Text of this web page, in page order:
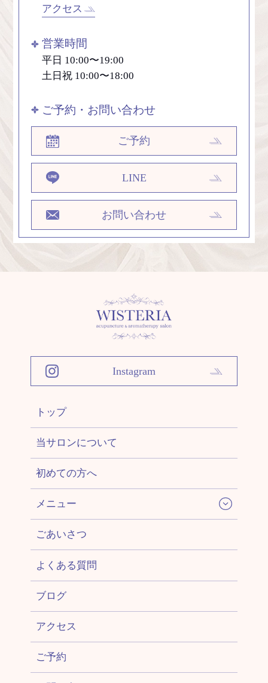
アクセス
営業時間
平日 10:00〜19:00
土日祝 10:00〜18:00
ご予約・お問い合わせ
ご予約
LINE
お問い合わせ
Instagram
トップ
当サロンについて
初めての方へ
メニュー
ごあいさつ
よくある質問
ブログ
アクセス
ご予約